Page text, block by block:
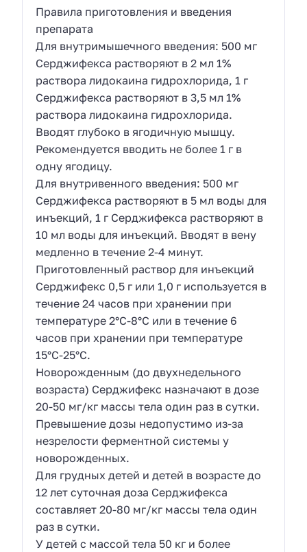
Правила приготовления и введения
препарата
Для внутримышечного введения: 500 мг
Серджифекса растворяют в 2 мл 1%
раствора лидокаина гидрохлорида, 1 г
Серджифекса растворяют в 3,5 мл 1%
раствора лидокаина гидрохлорида.
Вводят глубоко в ягодичную мышцу.
Рекомендуется вводить не более 1 г в
одну ягодицу.
Для внутривенного введения: 500 мг
Серджифекса растворяют в 5 мл воды для
инъекций, 1 г Серджифекса растворяют в
10 мл воды для инъекций. Вводят в вену
медленно в течение 2-4 минут.
Приготовленный раствор для инъекций
Серджифекс 0,5 г или 1,0 г используется в
течение 24 часов при хранении при
температуре 2°С-8°С или в течение 6
часов при хранении при температуре
15°С-25°С.
Новорожденным (до двухнедельного
возраста) Серджифекс назначают в дозе
20-50 мг/кг массы тела один раз в сутки.
Превышение дозы недопустимо из-за
незрелости ферментной системы у
новорожденных.
Для грудных детей и детей в возрасте до
12 лет суточная доза Серджифекса
составляет 20-80 мг/кг массы тела один
раз в сутки.
У детей c массой тела 50 кг и более